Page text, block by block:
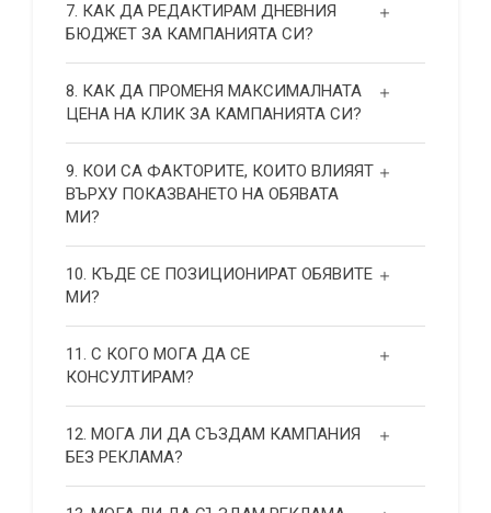
7. КАК ДА РЕДАКТИРАМ ДНЕВНИЯ
БЮДЖЕТ ЗА КАМПАНИЯТА СИ?
8. КАК ДА ПРОМЕНЯ МАКСИМАЛНАТА
ЦЕНА НА КЛИК ЗА КАМПАНИЯТА СИ?
9. КОИ СА ФАКТОРИТЕ, КОИТО ВЛИЯЯТ
ВЪРХУ ПОКАЗВАНЕТО НА ОБЯВАТА
МИ?
10. КЪДЕ СЕ ПОЗИЦИОНИРАТ ОБЯВИТЕ
МИ?
11. С КОГО МОГА ДА СЕ
КОНСУЛТИРАМ?
12. МОГА ЛИ ДА СЪЗДАМ КАМПАНИЯ
БЕЗ РЕКЛАМА?